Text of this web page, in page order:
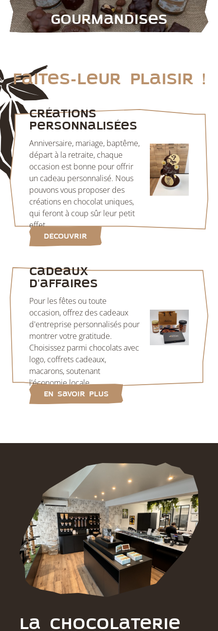
Gourmandises
Faites-leur plaisir !
Créations
personnalisées
Anniversaire, mariage, baptême,
départ à la retraite, chaque
occasion est bonne pour offrir
un cadeau personnalisé. Nous
pouvons vous proposer des
créations en chocolat uniques,
qui feront à coup sûr leur petit
effet.
Découvrir
Cadeaux
d'affaires
Pour les fêtes ou toute
occasion, offrez des cadeaux
d'entreprise personnalisés pour
montrer votre gratitude.
Choisissez parmi chocolats avec
logo, coffrets cadeaux,
macarons, soutenant
l'économie locale.
En savoir plus
La chocolaterie